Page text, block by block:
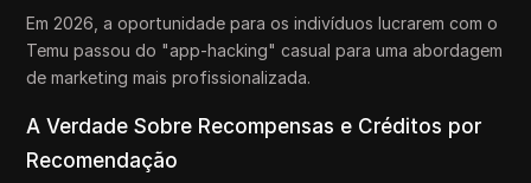
Em 2026, a oportunidade para os indivíduos lucrarem com o
Temu passou do "app-hacking" casual para uma abordagem
de marketing mais profissionalizada.
A Verdade Sobre Recompensas e Créditos por
Recomendação